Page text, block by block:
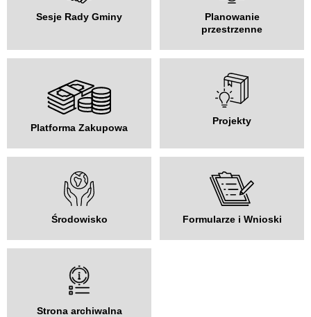
Sesje Rady Gminy
Planowanie
przestrzenne
Platforma Zakupowa
Projekty
Środowisko Formularze i Wnioski
Strona archiwalna